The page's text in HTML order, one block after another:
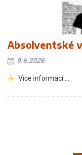
Absolventské
9.6.2026
Více informací ...